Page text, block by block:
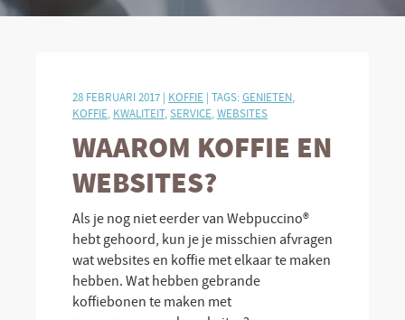
28 FEBRUARI 2017 | KOFFIE | TAGS:GENIETEN
KOFFIE KWALITEIT, SERVICE WEBSITES
WAAROM KOFFIE EN
WEBSITES?
Als je nog niet eerder van Webpuccino®
hebt gehoord, kun je je misschien afvragen
wat websites en koffie met elkaar te maken
hebben. Wat hebben gebrande
koffiebonen te maken met